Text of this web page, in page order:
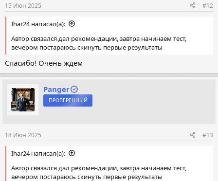
15 Июн 2025 #12
Ihar24 написал(а):
Автор связался дал рекомендации, завтра начинаем тест,
вечером постараюсь скинуть первые результаты
Спасибо! Очень ждем
Panger
ПРОВЕРЕННЫЙ
18 Июн 2025 #13
Ihar24 написал(а):
Автор связался дал рекомендации, завтра начинаем тест,
вечером постараюсь скинуть первые результаты